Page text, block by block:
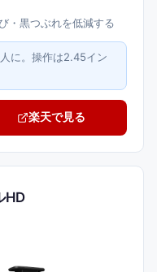
・黒つぶれを低減する
に。操作は2.45イン
楽天で見る
HD